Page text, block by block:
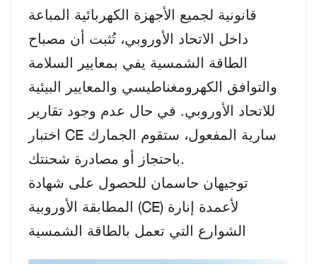
قانونية لجميع الأجهزة الكهربائية المباعة
داخل الاتحاد الأوروبي، تُثبت أن مصباح
الطاقة الشمسية يفي بمعايير السلامة
والتوافق الكهرومغناطيسي والمعايير البيئية
للاتحاد الأوروبي. في حال عدم وجود تقارير
اختبار CE سارية المفعول، ستقوم الجمارك
باحتجاز أو مصادرة شحنتك.
توجيهان حاسمان للحصول على شهادة
المطابقة الأوروبية (CE) لأعمدة إنارة
الشوارع التي تعمل بالطاقة الشمسية